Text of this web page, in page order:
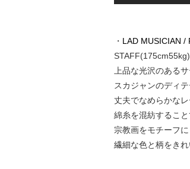
・ LAD MUSICIAN /
上品な光沢のある
スカジャンのディ
丈夫でなめらかな
綿糸を混紡するこ
宗教画をモチーフ
繊細な色と柄をきれ